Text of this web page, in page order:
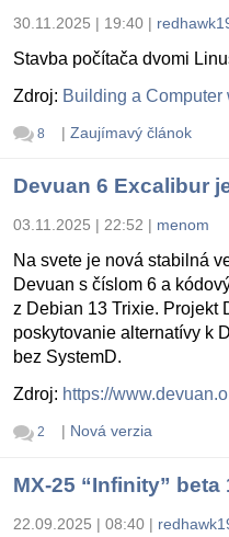
30.11.2025 | 19:40 |
Stavba počítača dvomi
Zdroj: Building a Computer
8 | Zaujímavý článok
Devuan 6 Excalibur
03.11.2025 | 22:52 | menom
Na svete je nová stabilná
Devuan s číslom 6 a
z Debian 13 Trixie. Projekt
poskytovanie alternatívy k
bez SystemD.
Zdroj: https://
2 | Nová verzia
MX-25 “Infinity” beta
22.09.2025 | 08:40 |